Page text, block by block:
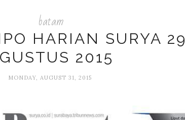
batam
HARIAN SURYA 29
2015
MONDAY, AUGUST 31, 2015